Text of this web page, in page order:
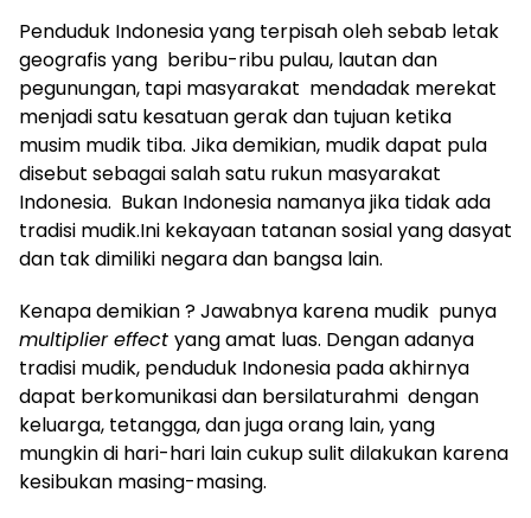
Penduduk Indonesia yang terpisah oleh sebab letak
geografis yang beribu-ribu pulau, lautan dan
pegunungan, tapi masyarakat mendadak merekat
menjadi satu kesatuan gerak dan tujuan ketika
musim mudik tiba. Jika demikian, mudik dapat pula
disebut sebagai salah satu rukun masyarakat
Indonesia. Bukan Indonesia namanya jika tidak ada
tradisi mudik.Ini kekayaan tatanan sosial yang dasyat
dan tak dimiliki negara dan bangsa lain.
Kenapa demikian ? Jawabnya karena mudik punya
multiplier effect yang amat luas. Dengan adanya
tradisi mudik, penduduk Indonesia pada akhirnya
dapat berkomunikasi dan bersilaturahmi dengan
keluarga, tetangga, dan juga orang lain, yang
mungkin di hari-hari lain cukup sulit dilakukan karena
kesibukan masing-masing.